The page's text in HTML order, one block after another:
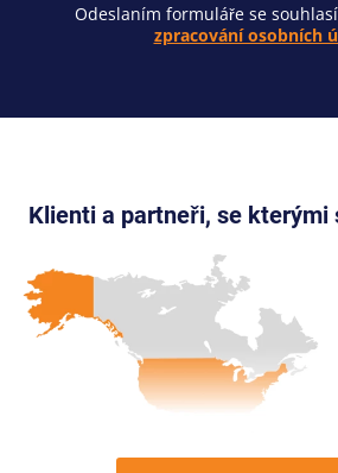
Odeslaním formuláře se
zpracování osobních
Klienti a partneři, se kterými